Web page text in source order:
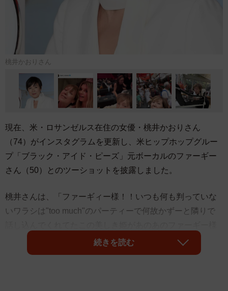
桃井かおりさん
現在、米・ロサンゼルス在住の女優・桃井かおりさん
（74）がインスタグラムを更新し、米ヒップホップグルー
プ「ブラック・アイド・ピーズ」元ボーカルのファーギー
さん（50）とのツーショットを披露しました。
桃井さんは、「ファーギィー様！！いつも何も判っていな
いワラシは"too much"のパーティーで何故かずーと隣りで
だと"写メしとこ?"と誘われてこれ撮った後で知ったんだ」
とコメント。自身が出演するNetflix配信のロマンティッ
続きを読む